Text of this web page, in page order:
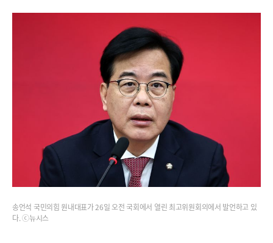
송언석 국민의힘 원내대표가 26일 오전 국회에서 열린 최고위원회의에서 발언하고 있
다. ⓒ뉴시스